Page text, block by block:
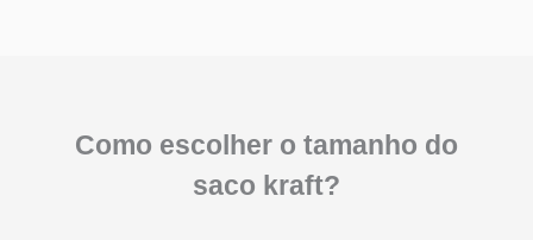
Como escolher o tamanho do
saco kraft?